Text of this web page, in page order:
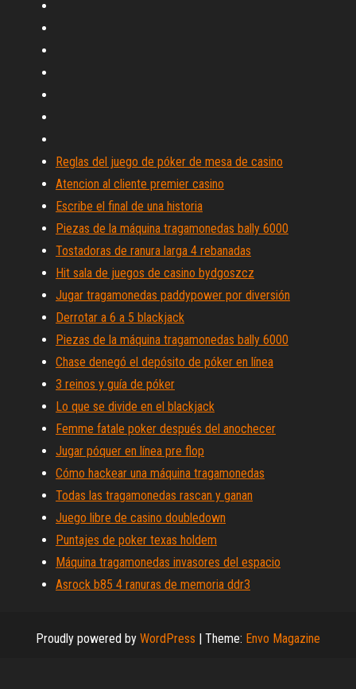
Reglas del juego de póker de mesa de casino
Atencion al cliente premier casino
Escribe el final de una historia
Piezas de la máquina tragamonedas bally 6000
Tostadoras de ranura larga 4 rebanadas
Hit sala de juegos de casino bydgoszcz
Jugar tragamonedas paddypower por diversión
Derrotar a 6 a 5 blackjack
Piezas de la máquina tragamonedas bally 6000
Chase denegó el depósito de póker en línea
3 reinos y guía de póker
Lo que se divide en el blackjack
Femme fatale poker después del anochecer
Jugar póquer en línea pre flop
Cómo hackear una máquina tragamonedas
Todas las tragamonedas rascan y ganan
Juego libre de casino doubledown
Puntajes de poker texas holdem
Máquina tragamonedas invasores del espacio
Asrock b85 4 ranuras de memoria ddr3
Proudly powered by WordPress | Theme: Envo Magazine